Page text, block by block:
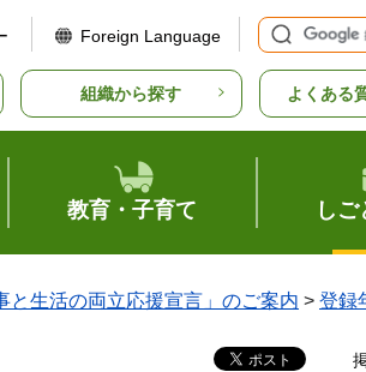
Foreign Language
組織から探す よくある
教育・子育て し
と生活の両立応援宣言」のご案内 > 登録